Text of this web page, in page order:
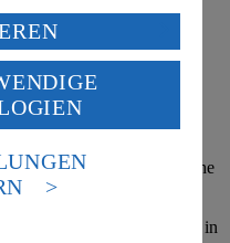
Aufnahme von
hergestellte, synthetische
Sprachgebrauch
ist, das auf natürliche Weise in
Daten in den
willigst du im Sinne
ein, dass deine
Der EuGH sieht
europäischen
Datenschutzniveau an.
durch US-